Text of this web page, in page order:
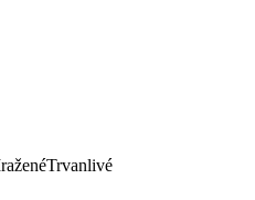
Trvanlivé